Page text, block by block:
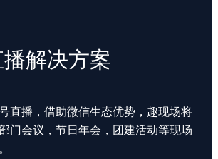
解决方案
直播，借助微信生态优势，趣现场将
门会议，节日年会，团建活动等现场